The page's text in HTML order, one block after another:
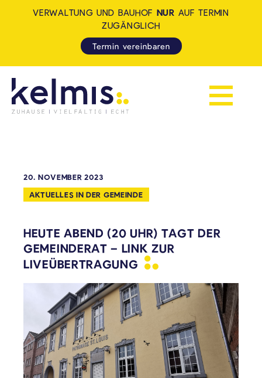
Navigation
VERWALTUNG UND BAUHOF NUR AUF TERMIN
ZUGÄNGLICH
Termin vereinbaren
20. NOVEMBER 2023
AKTUELLES IN DER GEMEINDE
HEUTE ABEND (20 UHR) TAGT DER
GEMEINDERAT – LINK ZUR
LIVEÜBERTRAGUNG